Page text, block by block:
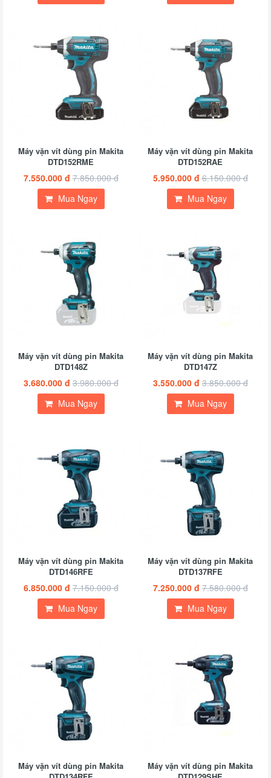
Máy vặn vít dùng pin Makita
DTD152RME
7.550.000 đ 7.850.000 đ
Mua Ngay
Máy vặn vít dùng pin Makita
DTD152RAE
5.950.000 đ 6.150.000 đ
Mua Ngay
Máy vặn vít dùng pin Makita
DTD148Z
3.680.000 đ 3.980.000 đ
Mua Ngay
Máy vặn vít dùng pin Makita
DTD147Z
3.550.000 đ 3.850.000 đ
Mua Ngay
Máy vặn vít dùng pin Makita
DTD146RFE
6.850.000 đ 7.150.000 đ
Mua Ngay
Máy vặn vít dùng pin Makita
DTD137RFE
7.250.000 đ 7.580.000 đ
Mua Ngay
Máy vặn vít dùng pin Makita
Máy vặn vít dùng pin Makita